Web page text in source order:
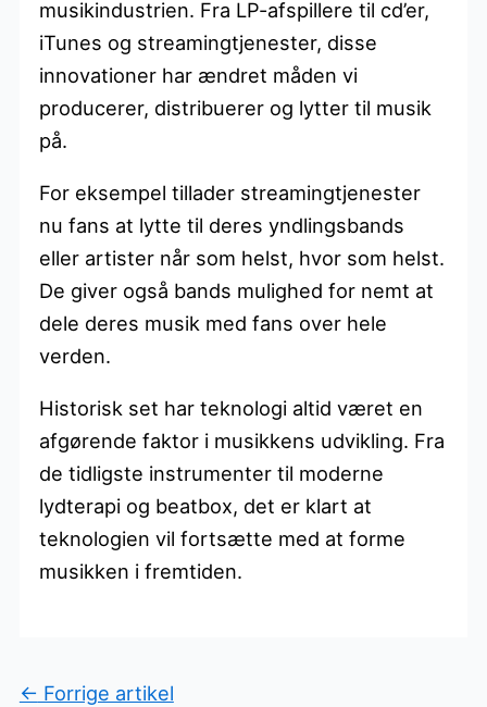
musikindustrien. Fra LP-afspillere til cd’er,
iTunes og streamingtjenester, disse
innovationer har ændret måden vi
producerer, distribuerer og lytter til musik
på.
For eksempel tillader streamingtjenester
nu fans at lytte til deres yndlingsbands
eller artister når som helst, hvor som helst.
De giver også bands mulighed for nemt at
dele deres musik med fans over hele
verden.
Historisk set har teknologi altid været en
afgørende faktor i musikkens udvikling. Fra
de tidligste instrumenter til moderne
lydterapi og beatbox, det er klart at
teknologien vil fortsætte med at forme
musikken i fremtiden.
← Forrige artikel